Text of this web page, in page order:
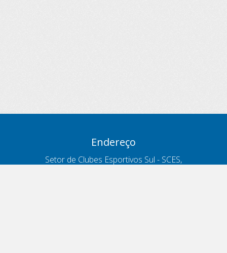
Endereço
Setor de Clubes Esportivos Sul - SCES,